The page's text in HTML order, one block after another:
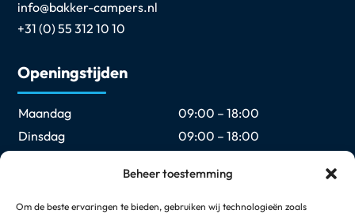
Beheer toestemming
Om de beste ervaringen te bieden, gebruiken wij technologieën zoals
info@bakker-campers.nl
+31 (0) 55 312 10 10
Openingstijden
Maandag
09:00 – 18:00
Dinsdag
09:00 – 18:00
09:00 – 18:00
Vrijdag
09:00 – 18:00